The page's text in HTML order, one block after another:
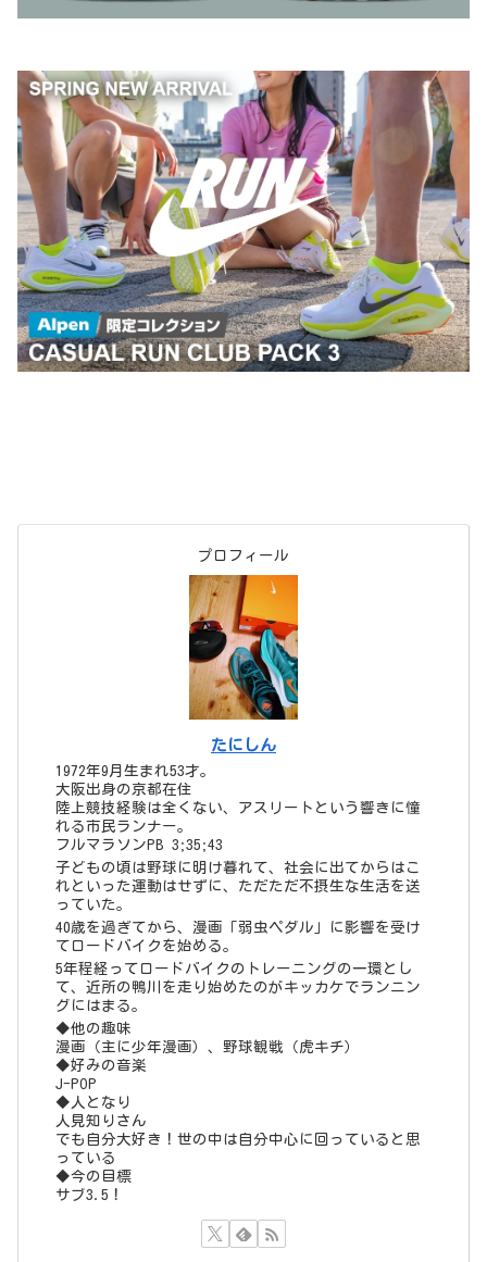
プロフィール
たにしん
1972年9月生まれ53才。
大阪出身の京都在住
陸上競技経験は全くない、アスリートという響きに憧
れる市民ランナー。
フルマラソンPB 3;35;43
子どもの頃は野球に明け暮れて、社会に出てからはこ
れといった運動はせずに、ただただ不摂生な生活を送
っていた。
40歳を過ぎてから、漫画「弱虫ペダル」に影響を受け
てロードバイクを始める。
5年程経ってロードバイクのトレーニングの一環とし
て、近所の鴨川を走り始めたのがキッカケでランニン
グにはまる。
◆他の趣味
漫画（主に少年漫画）、野球観戦（虎キチ）
◆好みの音楽
J-POP
◆人となり
人見知りさん
でも自分大好き！世の中は自分中心に回っていると思
っている
◆今の目標
サブ3.5！